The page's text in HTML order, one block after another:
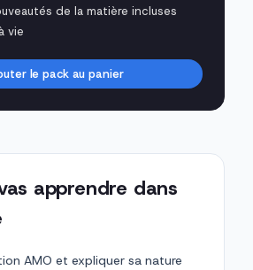
de la matière incluses
vie
le pack au panier
apprendre dans
AMO et expliquer sa nature